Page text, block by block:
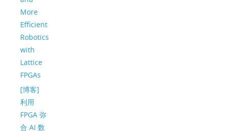
More
Efficient
Robotics
with
Lattice
FPGAs
[博客]
利用
FPGA 弥
合 AI 数